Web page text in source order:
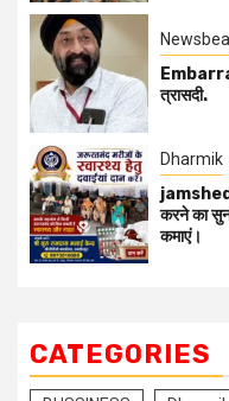
त्रासदी.
Dharmik
करने का
कमाएं।
CATEGORIES